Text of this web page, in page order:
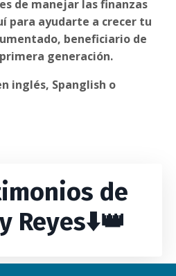
de manejar las finanzas
para ayudarte a crecer tu
beneficiario de
generación.
inglés, Spanglish o
de
Reyes⬇️👑